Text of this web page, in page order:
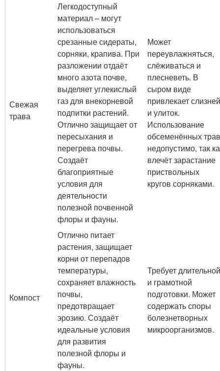
Свежая
трава
Легкодоступный
материал – могут
использоваться
срезанные сидераты,
сорняки, крапива. При
разложении отдаёт
много азота почве,
выделяет углекислый
газ для внекорневой
подпитки растений.
Отлично защищает от
пересыхания и
перегрева почвы.
Создаёт
благоприятные
условия для
деятельности
полезной почвенной
флоры и фауны.
Может
переувлажняться,
слёживаться и
плесневеть. В
сыром виде
привлекает слизней
и улиток.
Использование
обсеменённых трав
недопустимо, так
влечёт зарастание
приствольных
кругов сорняками.
Компост
Отлично питает
растения, защищает
корни от перепадов
температуры,
сохраняет влажность
почвы,
предотвращает
эрозию. Создаёт
идеальные условия
для развития
полезной флоры и
фауны.
Требует длительной
и грамотной
подготовки. Может
содержать споры
болезнетворных
микроорганизмов.